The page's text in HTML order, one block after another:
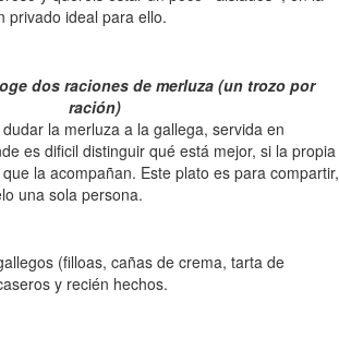
privado ideal para ello.
dos raciones de merluza (un trozo por
ración)
la merluza a la gallega, servida en
es dificil distinguir qué está mejor, si la propia
la acompañan. Este plato es para compartir,
una sola persona.
(filloas, cañas de crema, tarta de
y recién hechos.